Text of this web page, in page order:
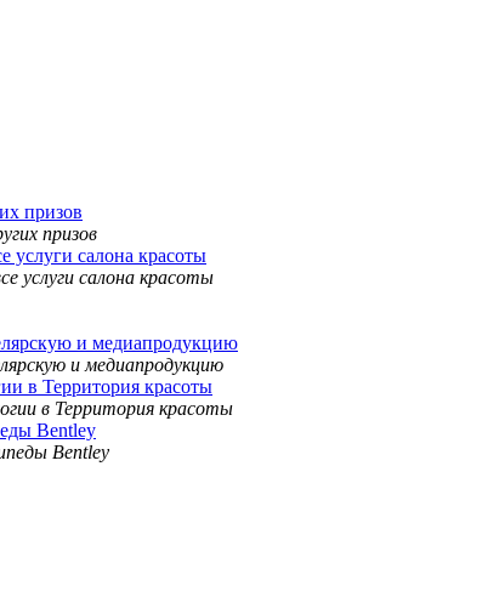
призов
услуги салона красоты
и медиапродукцию
в Территория красоты
Bentley